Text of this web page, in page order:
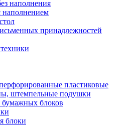
наполнения
наполнением
принадлежностей
пластиковые
штемпельные подушки
бумажных блоков
блоки